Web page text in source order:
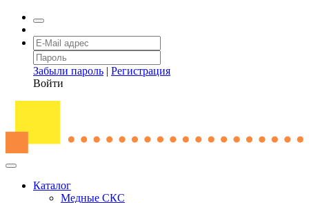
Забыли пароль | Регистрация
Войти
Каталог
Медные СКС